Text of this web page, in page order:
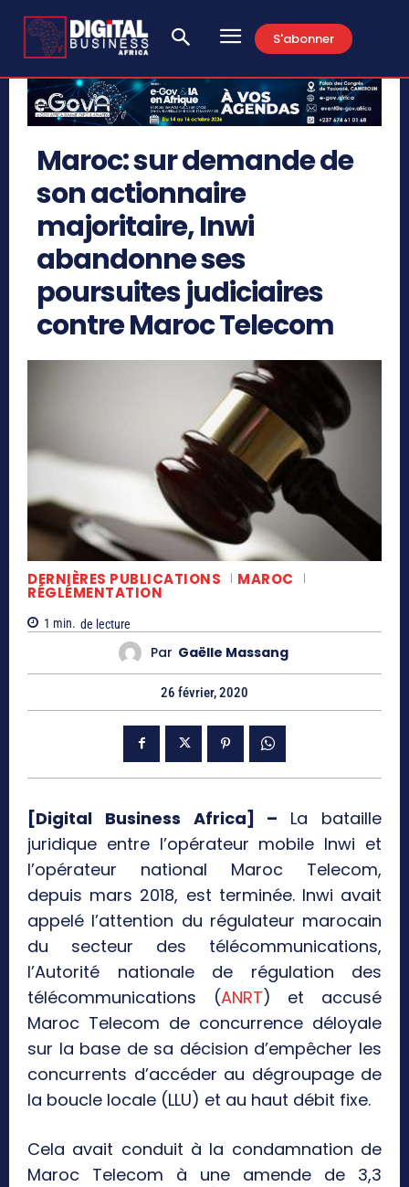
S'abonner
Maroc: sur demande de
son actionnaire
majoritaire, Inwi
abandonne ses
poursuites judiciaires
contre Maroc Telecom
DERNIÈRES PUBLICATIONS MAROC
RÉGLÉMENTATION
1 min. de lecture
Par Gaëlle Massang
26 février, 2020
[Digital Business Africa] – La bataille
juridique entre l’opérateur mobile Inwi et
l’opérateur national Maroc Telecom,
depuis mars 2018, est terminée. Inwi avait
appelé l’attention du régulateur marocain
du secteur des télécommunications,
l’Autorité nationale de régulation des
télécommunications (ANRT) et accusé
Maroc Telecom de concurrence déloyale
sur la base de sa décision d’empêcher les
concurrents d’accéder au dégroupage de
la boucle locale (LLU) et au haut débit fixe.
Cela avait conduit à la condamnation de
Maroc Telecom à une amende de 3,3